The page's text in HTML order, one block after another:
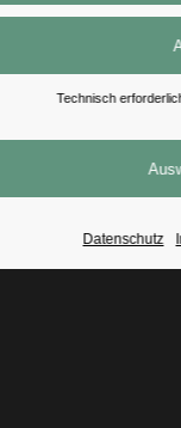
Technisch
Datenschutz